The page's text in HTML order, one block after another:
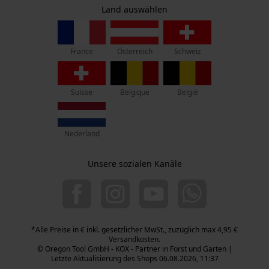
Lise-Meitner-Str. 4
Retouren-Adresse:
Beim Erlenwäldchen 14/2
71522 Backnang
Telefon Erreichbarkeit:
Mo.-Fr.: 07:00 - 18:00 Uhr
Sa.: 09:00 - 13:00 Uhr
Land auswählen
France Österreich Schweiz
Suisse Belgique België
Nederland
Unsere sozialen Kanäle
*Alle Preise in € inkl. gesetzlicher MwSt., zuzüglich max 4,95 €
Versandkosten.
© Oregon Tool GmbH - KOX - Partner in Forst und Garten |
Letzte Aktualisierung des Shops 06.08.2026, 11:37